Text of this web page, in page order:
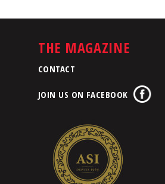
THE MAGAZINE
CONTACT
JOIN US ON FACEBOOK